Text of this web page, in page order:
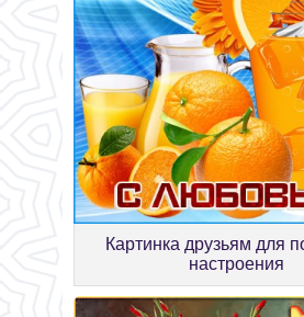
Картинка друзьям для
настроения